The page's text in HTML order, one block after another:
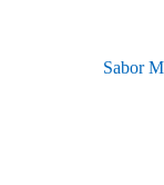
Sabor